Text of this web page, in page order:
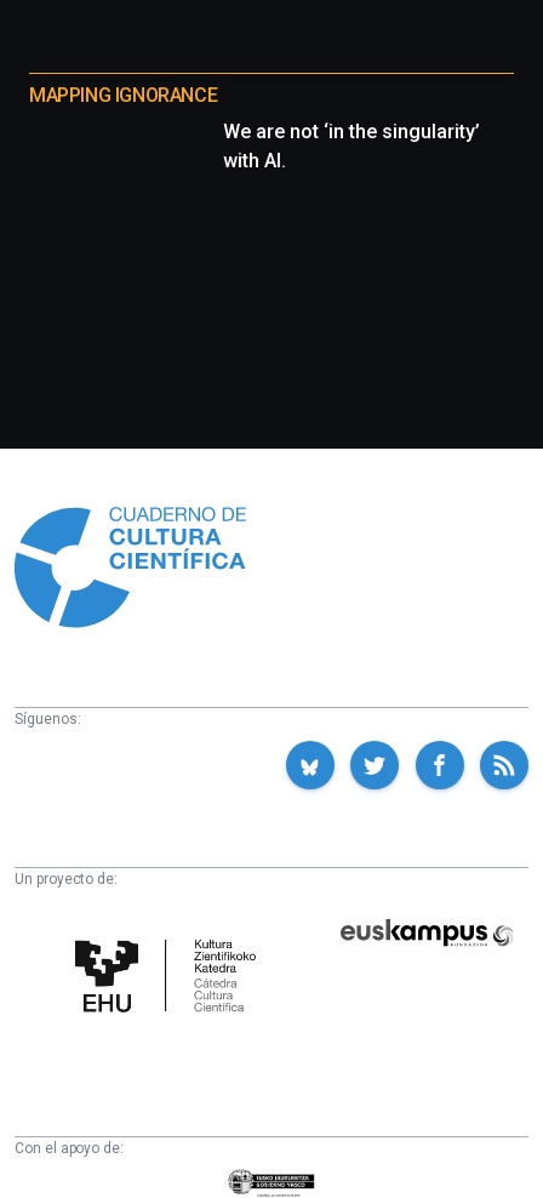
MAPPING IGNORANCE
We are not ‘in the singularity’
with AI.
Síguenos:
Un proyecto de:
Cultura
Científica
Fundazioa
Con el apoyo de:
Eusko